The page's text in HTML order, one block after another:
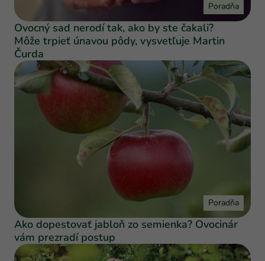
Poradňa
Ovocný sad nerodí tak, ako by ste čakali?
Môže trpieť únavou pôdy, vysvetľuje Martin
Čurda
Poradňa
Ako dopestovať jabloň zo semienka? Ovocinár
vám prezradí postup